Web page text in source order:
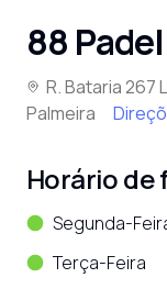
88
R. Bataria 267
Palmeira
Horário
Segunda-
Terça-Feira